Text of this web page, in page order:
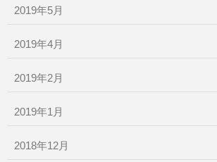
2019年5月
2019年4月
2019年2月
2019年1月
2018年12月